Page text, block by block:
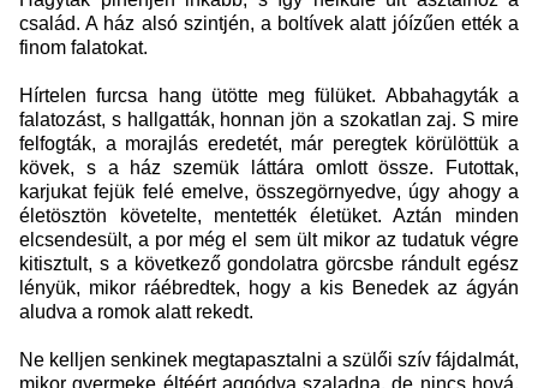
család. A ház alsó szintjén, a boltívek alatt jóízűen ették a
finom falatokat.
Hírtelen furcsa hang ütötte meg fülüket. Abbahagyták a
falatozást, s hallgatták, honnan jön a szokatlan zaj. S mire
felfogták, a morajlás eredetét, már peregtek körülöttük a
kövek, s a ház szemük láttára omlott össze. Futottak,
karjukat fejük felé emelve, összegörnyedve, úgy ahogy a
életösztön követelte, mentették életüket. Aztán minden
elcsendesült, a por még el sem ült mikor az tudatuk végre
kitisztult, s a következő gondolatra görcsbe rándult egész
lényük, mikor ráébredtek, hogy a kis Benedek az ágyán
aludva a romok alatt rekedt.
Ne kelljen senkinek megtapasztalni a szülői szív fájdalmát,
mikor gyermeke éltéért aggódva szaladna, de nincs hová.